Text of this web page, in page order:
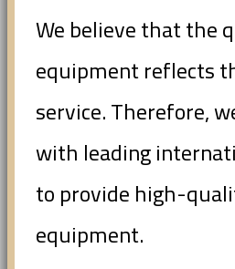
We believe that
equipment
service. Therefore,
with leading
to provide high-
equipment.